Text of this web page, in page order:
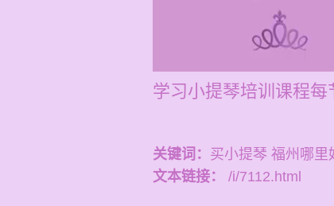
学习小提琴培训课程
关键词： 买小提琴 福州哪里
文本链接：
/i/7112.html